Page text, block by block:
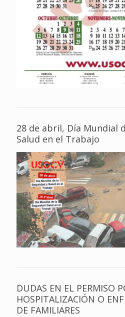
28 de abril, Día Mundial
Salud en el Trabajo
DUDAS EN EL PERMISO
HOSPITALIZACIÓN O
DE FAMILIARES